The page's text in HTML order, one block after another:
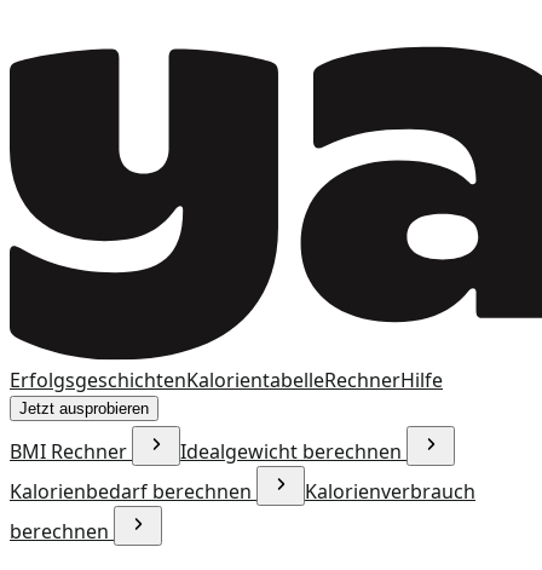
ErfolgsgeschichtenKalorientabelleRechnerHilfe
Jetzt ausprobieren
BMI Rechner
Idealgewicht berechnen
Kalorienbedarf berechnen
Kalorienverbrauch
berechnen